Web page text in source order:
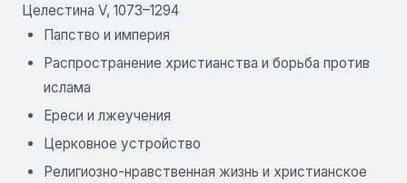
Целестина V, 1073–1294
Папство и империя
Распространение христианства и борьба против
ислама
Ереси и лжеучения
Церковное устройство
Религиозно-нравственная жизнь и христианское